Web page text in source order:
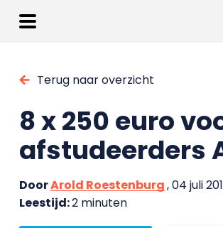
Terug naar overzicht
8 x 250 euro
afstudeerders
DoorArold Roestenburg, 04 juli
Leestijd:2 minuten